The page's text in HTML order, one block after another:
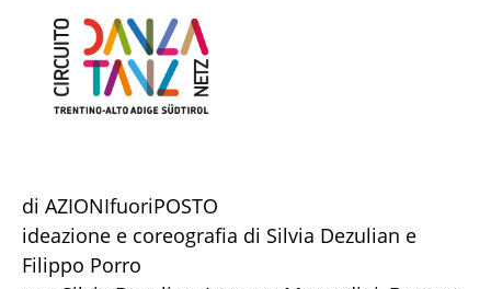
di AZIONIfuoriPOSTO
ideazione e coreografia di Silvia Dezulian e
Filippo Porro